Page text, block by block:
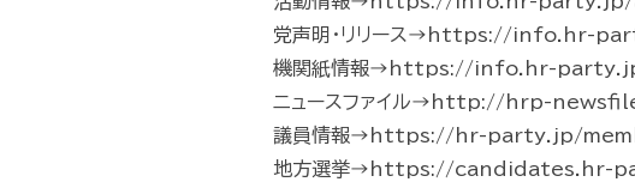
党声明・リリース→https://info.hr-
機関紙情報→https://info.hr-
ニュースファイル→http://hrp-
議員情報→https://hr-party.jp/
地方選挙→https://candidates.hr-